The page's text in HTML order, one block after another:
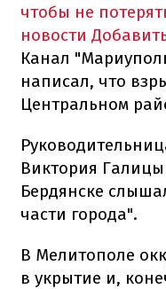
чтобы не
новости
Канал
написал, что
Центральном
Виктория
Бердянске
части города".
В Мелитополе
в укрытие и,